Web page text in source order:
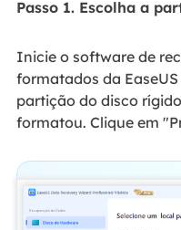
Passo 1. Escolha a
Inicie o software de
formatados da
partição do disco
formatou. Clique em